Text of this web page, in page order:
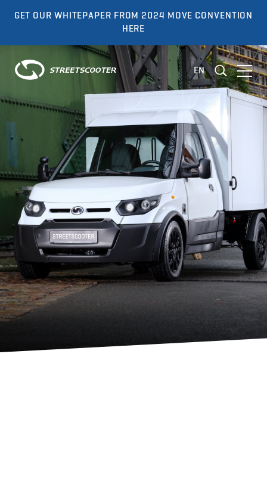
GET OUR WHITEPAPER FROM 2024 MOVE CONVENTION
HERE
EN
Development
Validation and Testing
Fleet Management
Products